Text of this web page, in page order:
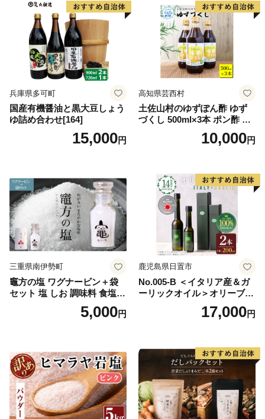
兵庫県多可町
国産有機醤油と黒大豆しょう
ゆ詰め合わせ[164]
15,000円
高知県芸西村
土佐山村のゆずぽん酢 ゆず
づくし 500ml×3本 ポン酢 ポ
ンズ ゆず 柚子 調味料 さっぱ
り 美味しい おいしい 鍋 しゃ
10,000円
三重県南伊勢町
竈方の塩 ワグナービン＋袋
セット 塩 しお 調味料 食塩
天然 ミネラル 調味料 ソルト
salt 料理 味付 おにぎり 三重
5,000円
鹿児島県日置市
No.005-B ＜イタリア産＆ガ
ーリックオイル＞オリーブオ
イルセット(200ml×2本) 日置
市 特産品 調味料 油 エキスト
ブ】
17,000円